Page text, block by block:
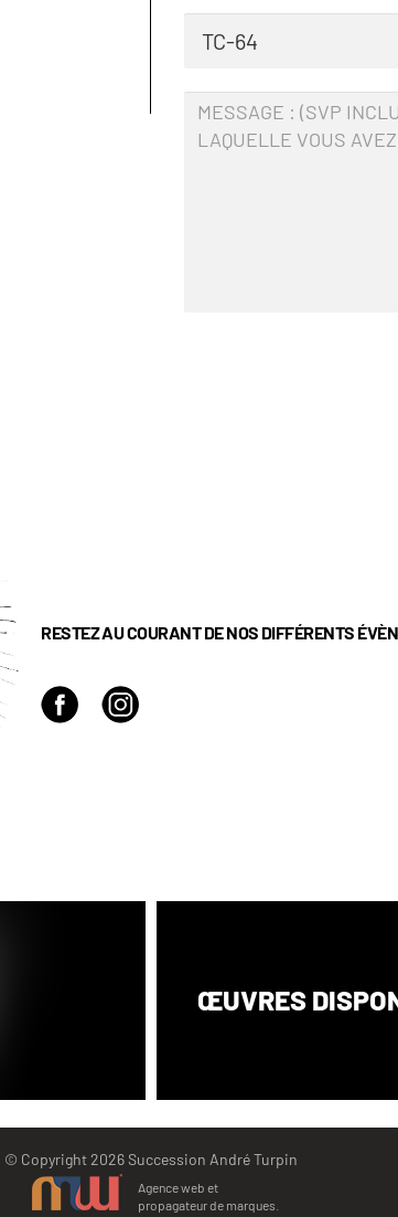
RESTEZ AU COURANT DE NOS DIFFÉRENTS
ŒUVRES
© Copyright 2026 Succession André Turpin
Agence web et
propagateur de marques.